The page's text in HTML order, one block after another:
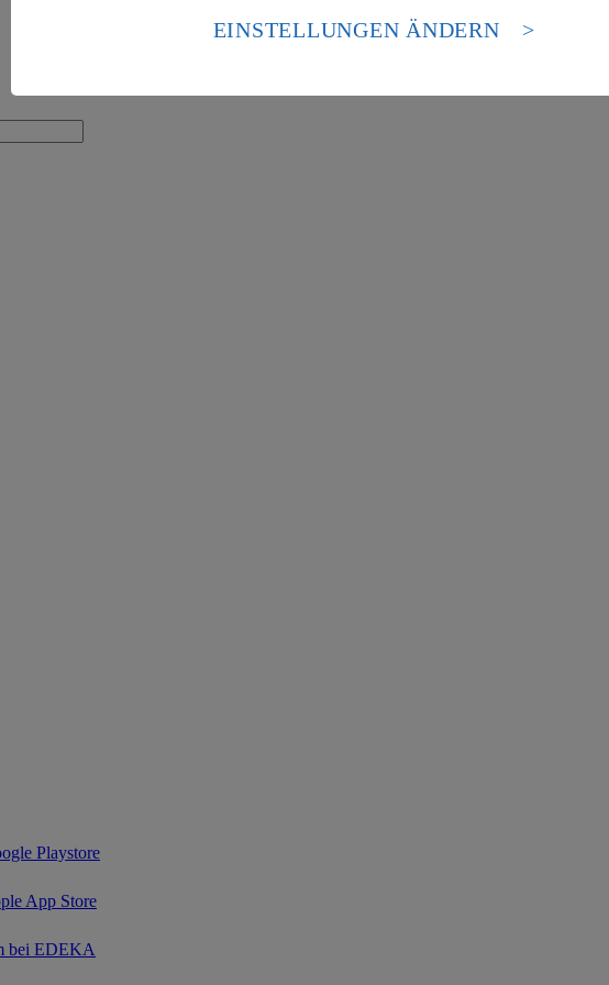
Playstore
App Store
bei EDEKA
Risiko eines Zugriffs durch US-amerikanische Behörden.
EINSTELLUNGEN ÄNDERN